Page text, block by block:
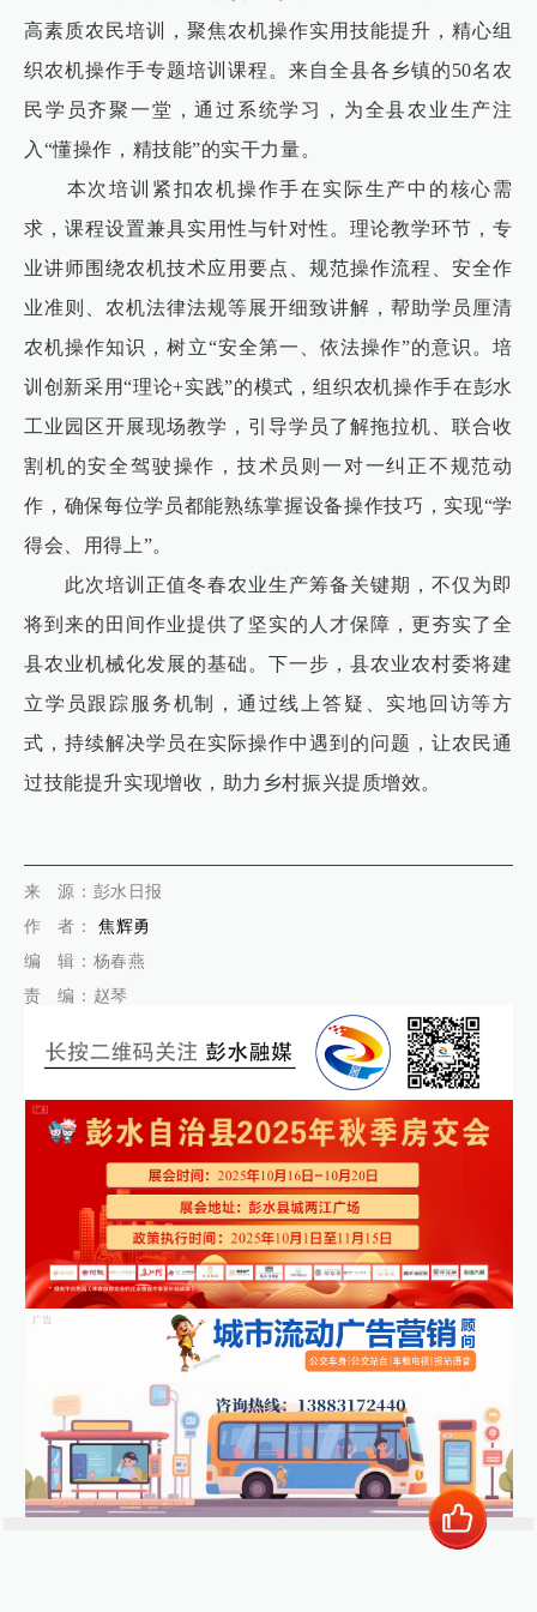
高素质农民培训，聚焦农机操作实用技能提升，精心组
织农机操作手专题培训课程。来自全县各乡镇的50名农
民学员齐聚一堂，通过系统学习，为全县农业生产注
入“懂操作，精技能”的实干力量。
本次培训紧扣农机操作手在实际生产中的核心需
求，课程设置兼具实用性与针对性。理论教学环节，专
业讲师围绕农机技术应用要点、规范操作流程、安全作
业准则、农机法律法规等展开细致讲解，帮助学员厘清
农机操作知识，树立“安全第一、依法操作”的意识。培
训创新采用“理论+实践”的模式，组织农机操作手在彭水
工业园区开展现场教学，引导学员了解拖拉机、联合收
割机的安全驾驶操作，技术员则一对一纠正不规范动
作，确保每位学员都能熟练掌握设备操作技巧，实现“学
得会、用得上”。
此次培训正值冬春农业生产筹备关键期，不仅为即
将到来的田间作业提供了坚实的人才保障，更夯实了全
县农业机械化发展的基础。下一步，县农业农村委将建
立学员跟踪服务机制，通过线上答疑、实地回访等方
式，持续解决学员在实际操作中遇到的问题，让农民通
过技能提升实现增收，助力乡村振兴提质增效。
代佳兴
来 源 ：彭水日报
作者：
焦辉勇
编 辑：杨春燕
责 编：赵琴